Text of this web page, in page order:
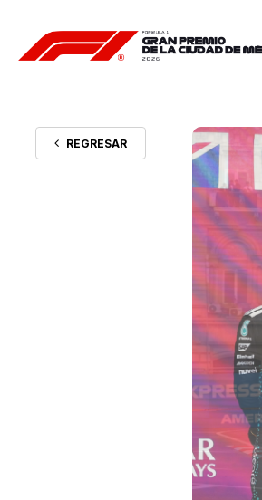
REGRESAR